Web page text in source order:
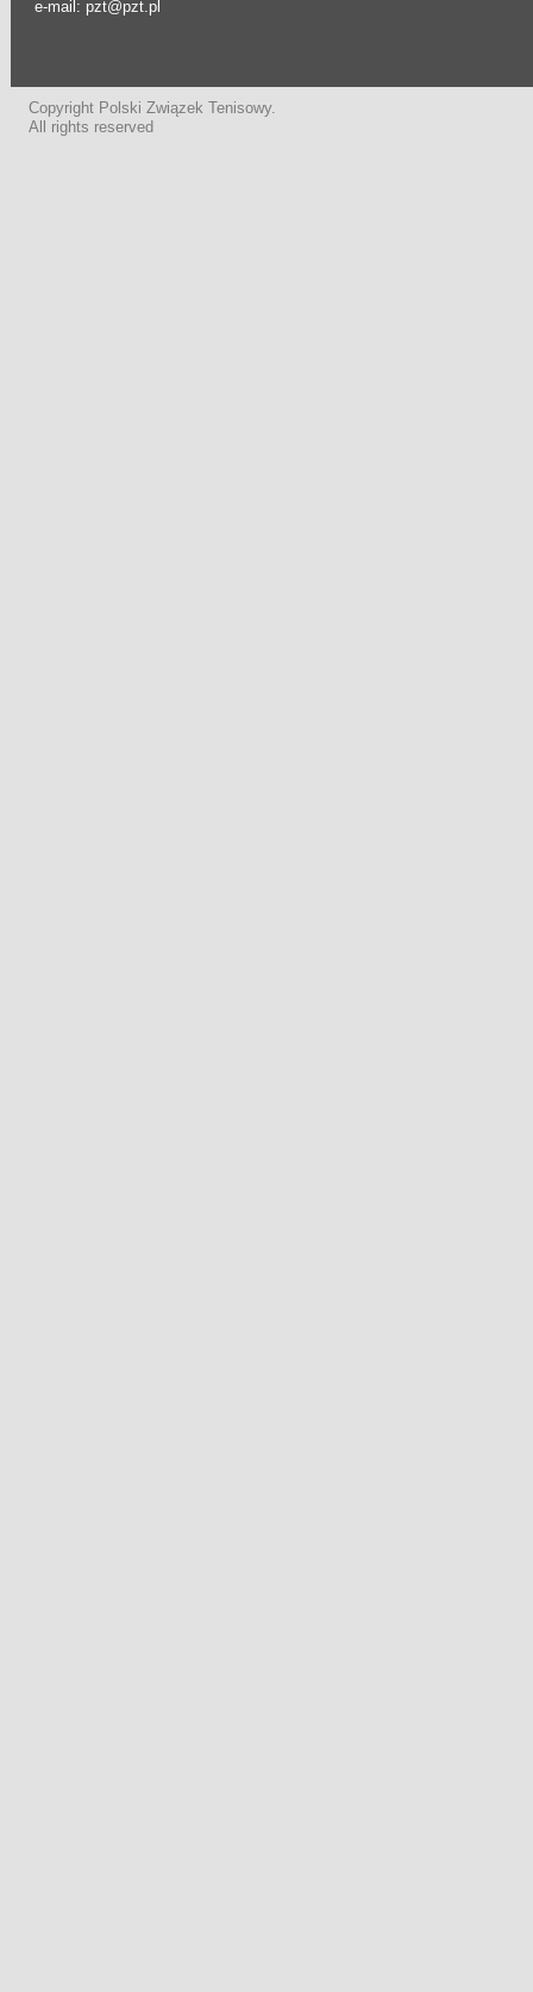
e-mail: pzt@pzt.pl
Copyright Polski Związek Tenisowy.
All rights reserved